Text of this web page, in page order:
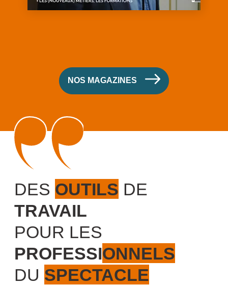
NOS MAGAZINES
DES OUTILS DE
TRAVAIL
POUR LES
PROFESSIONNELS
DU SPECTACLE